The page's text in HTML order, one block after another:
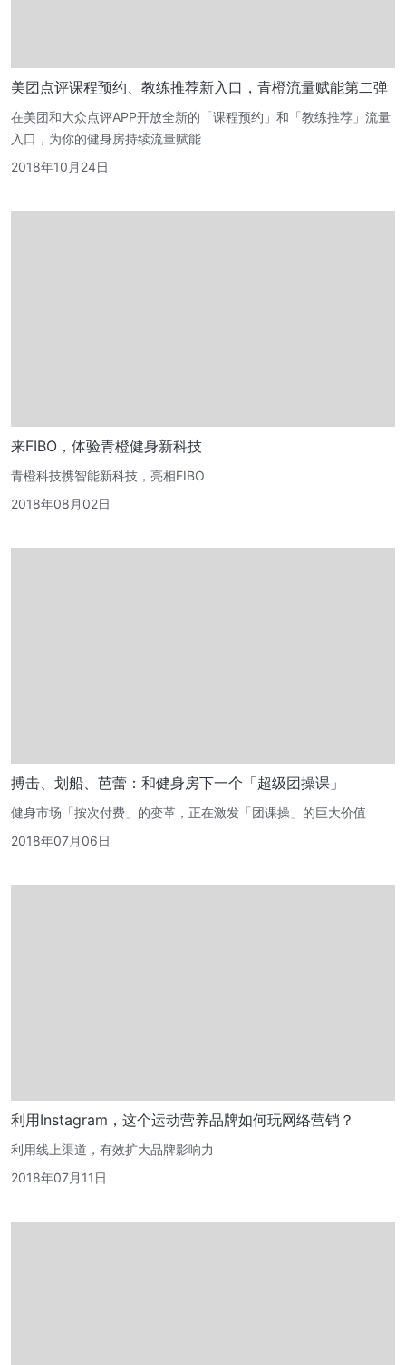
美团点评课程预约、教练推荐新入口，青橙流量赋能第二弹
在美团和大众点评APP开放全新的「课程预约」和「教练推荐」流量
入口，为你的健身房持续流量赋能
2018年10月24日
来FIBO，体验青橙健身新科技
青橙科技携智能新科技，亮相FIBO
2018年08月02日
搏击、划船、芭蕾：​和健身房下一个「超级团操课」
健身市场「按次付费」的变革，正在激发「团课操」的巨大价值
2018年07月06日
利用Instagram，这个运动营养品牌如何玩网络营销？
利用线上渠道，有效扩大品牌影响力
2018年07月11日